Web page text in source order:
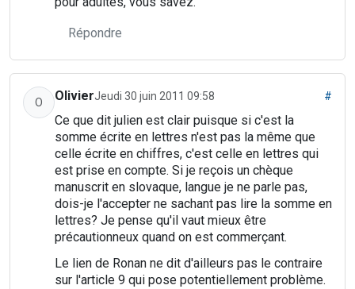
Répondre
O OlivierJeudi 30 juin 2011 09:58 #
Ce que dit julien est clair puisque si c'est la
somme écrite en lettres n'est pas la même que
celle écrite en chiffres, c'est celle en lettres qui
est prise en compte. Si je reçois un chèque
manuscrit en slovaque, langue je ne parle pas,
dois-je l'accepter ne sachant pas lire la somme en
lettres? Je pense qu'il vaut mieux être
précautionneux quand on est commerçant.
Le lien de Ronan ne dit d'ailleurs pas le contraire
sur l'article 9 qui pose potentiellement problème.